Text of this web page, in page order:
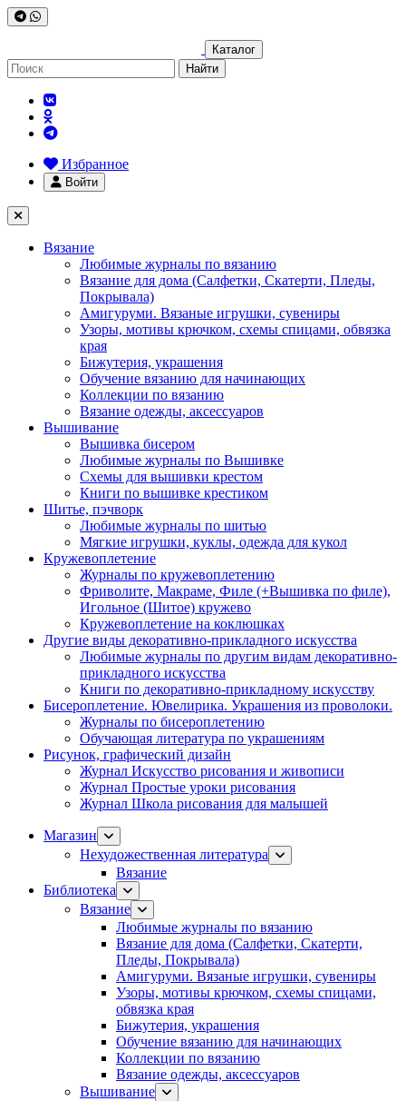
Каталог
Найти
Избранное
Войти
Вязание
Любимые журналы по вязанию
Вязание для дома (Салфетки, Скатерти, Пледы,
Покрывала)
Амигуруми. Вязаные игрушки, сувениры
Узоры, мотивы крючком, схемы спицами, обвязка
края
Бижутерия, украшения
Обучение вязанию для начинающих
Коллекции по вязанию
Вязание одежды, аксессуаров
Вышивание
Вышивка бисером
Любимые журналы по Вышивке
Схемы для вышивки крестом
Книги по вышивке крестиком
Шитье, пэчворк
Любимые журналы по шитью
Мягкие игрушки, куклы, одежда для кукол
Кружевоплетение
Журналы по кружевоплетению
Фриволите, Макраме, Филе (+Вышивка по филе),
Игольное (Шитое) кружево
Кружевоплетение на коклюшках
Другие виды декоративно-прикладного искусства
Любимые журналы по другим видам декоративно-
прикладного искусства
Книги по декоративно-прикладному искусству
Бисероплетение. Ювелирика. Украшения из проволоки.
Журналы по бисероплетению
Обучающая литература по украшениям
Рисунок, графический дизайн
Журнал Искусство рисования и живописи
Журнал Простые уроки рисования
Журнал Школа рисования для малышей
Магазин
Нехудожественная литература
Вязание
Библиотека
Вязание
Любимые журналы по вязанию
Вязание для дома (Салфетки, Скатерти,
Пледы, Покрывала)
Амигуруми. Вязаные игрушки, сувениры
Узоры, мотивы крючком, схемы спицами,
обвязка края
Бижутерия, украшения
Обучение вязанию для начинающих
Коллекции по вязанию
Вязание одежды, аксессуаров
Вышивание